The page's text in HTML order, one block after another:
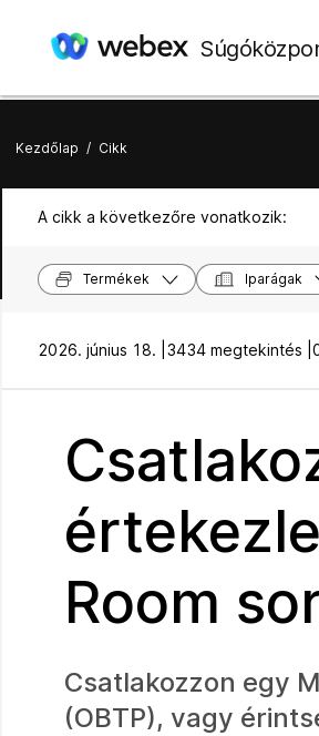
Kezdőlap / Cikk
A cikk a következőre vonatkozik:
Termékek Iparágak
2026. június 18. | 3434 megtekintés |
Room
Csatlakozzon egy
(OBTP), vagy